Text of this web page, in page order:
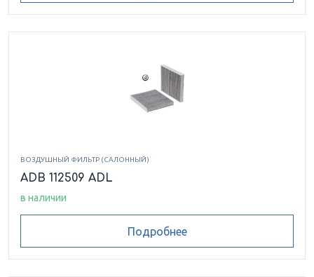
ВОЗДУШНЫЙ ФИЛЬТР (САЛОННЫЙ)
ADB 112509 ADL
в наличии
Подробнее